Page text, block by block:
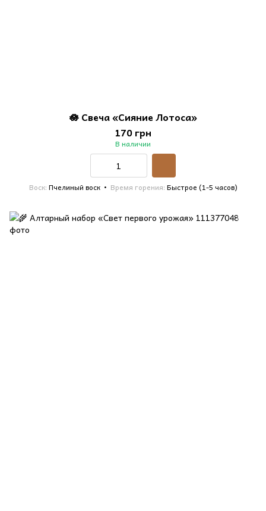
🪷 Свеча «Сияние Лотоса»
170 грн
В наличии
Воск Пчелиный воск Время горения Быстрое (1-5 часов)